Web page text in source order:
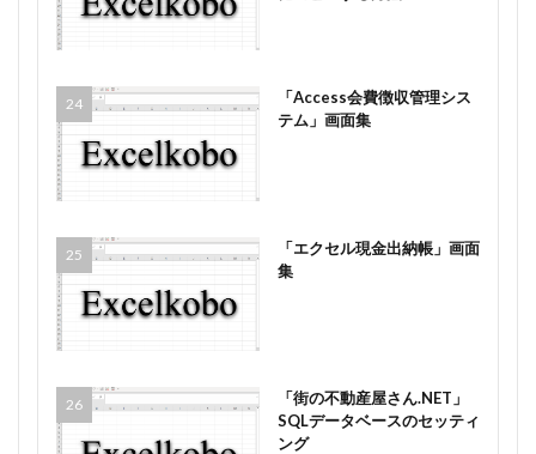
「Access会費徴収管理シス
テム」画面集
「エクセル現金出納帳」画面
集
「街の不動産屋さん.NET」
SQLデータベースのセッティ
ング